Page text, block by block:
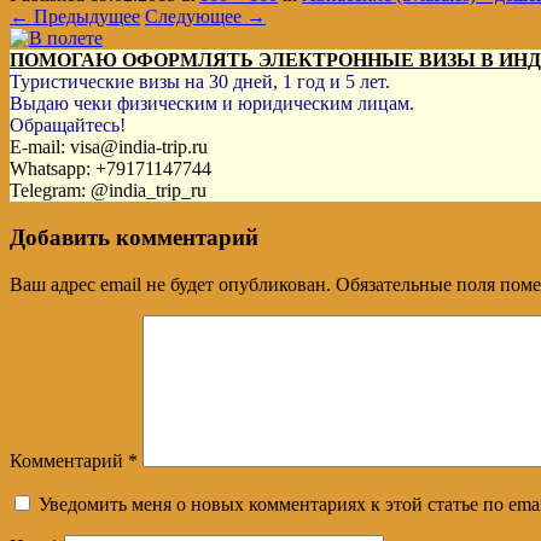
← Предыдущее Следующее →
ПОМОГАЮ ОФОРМЛЯТЬ ЭЛЕКТРОННЫЕ ВИЗЫ В
Туристические визы на 30 дней, 1 год и 5 лет.
Выдаю чеки физическим и юридическим лицам.
Обращайтесь!
E-mail: visa@india-trip.ru
Whatsapp: +79171147744
Telegram: @india_trip_ru
Добавить комментарий
Ваш адрес email не будет опубликован. Обязательные поля
Комментарий *
Уведомить меня о новых комментариях к этой статье по